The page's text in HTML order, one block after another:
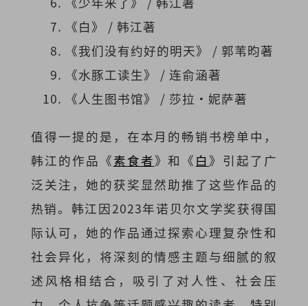
《白》 / 韩江著
《我们没有约好的明天》 / 郭苇昀著
《水豚工读生》 / 连俞涵著
《人生图书馆》 / 莎拉·妮萨著
值得一提的是，在本月的畅销书榜单中，
韩江的作品《素食者》和《 白》引起了广
泛关注，她的获奖显然助推了这些作品的
热销。韩江因2023年诺贝尔文学奖获得国
际认可，她的作品通过探索心理复杂性和
社会异化，将深刻的情感主题与细腻的叙
述风格相结合，吸引了对人性、社会压